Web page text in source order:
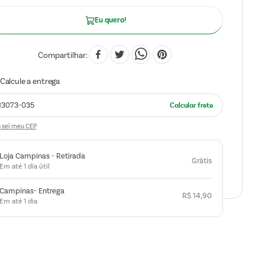
Eu quero!
Compartilhar
meu CEP
Campinas - Retirada
até 1 dia útil
Grátis
Entrega
até 1 dia
R$ 14,90